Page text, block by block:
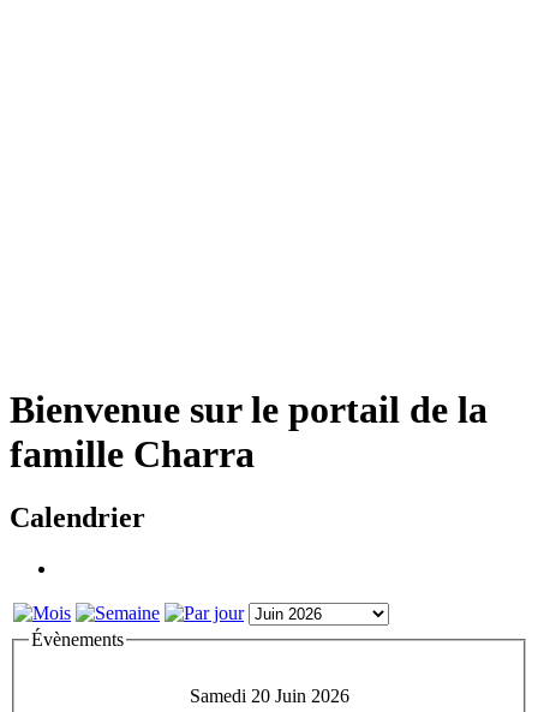
Bienvenue sur le portail de la
famille Charra
Calendrier
Évènements
Samedi 20 Juin 2026